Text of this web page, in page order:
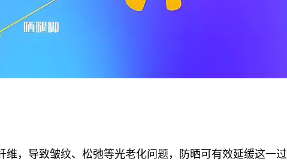
，导致皱纹、松弛等光老化问题，防晒可有效延缓这一过